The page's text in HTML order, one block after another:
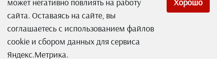
сайта. Оставаясь на сайте, вы
соглашаетесь с использованием файлов
cookie и сбором данных для сервиса
Яндекс.Метрика.
Система оперативного управления компанией